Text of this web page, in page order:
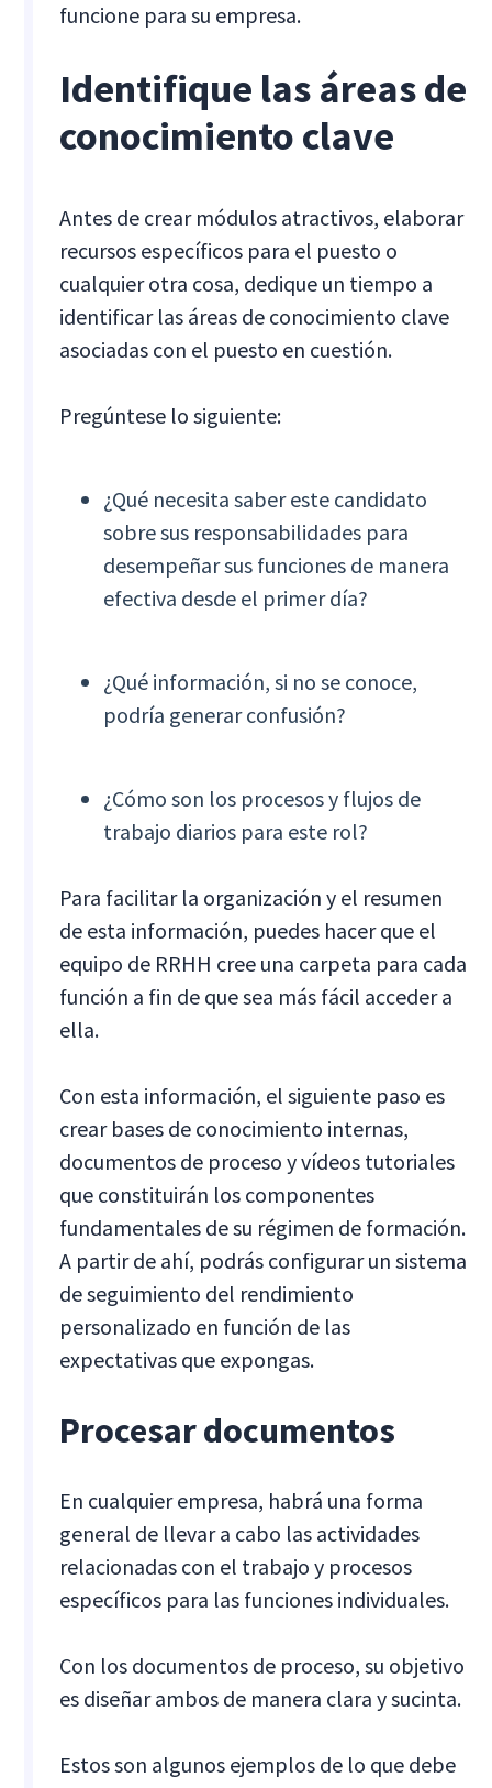
funcione para su empresa.
Identifique las áreas de
conocimiento clave
Antes de crear módulos atractivos, elaborar
recursos específicos para el puesto o
cualquier otra cosa, dedique un tiempo a
identificar las áreas de conocimiento clave
asociadas con el puesto en cuestión.
Pregúntese lo siguiente:
¿Qué necesita saber este candidato
sobre sus responsabilidades para
desempeñar sus funciones de manera
efectiva desde el primer día?
¿Qué información, si no se conoce,
podría generar confusión?
¿Cómo son los procesos y flujos de
trabajo diarios para este rol?
Para facilitar la organización y el resumen
de esta información, puedes hacer que el
equipo de RRHH cree una carpeta para cada
función a fin de que sea más fácil acceder a
ella.
Con esta información, el siguiente paso es
crear bases de conocimiento internas,
documentos de proceso y vídeos tutoriales
que constituirán los componentes
fundamentales de su régimen de formación.
A partir de ahí, podrás configurar un sistema
de seguimiento del rendimiento
personalizado en función de las
expectativas que expongas.
Procesar documentos
En cualquier empresa, habrá una forma
general de llevar a cabo las actividades
relacionadas con el trabajo y procesos
específicos para las funciones individuales.
Con los documentos de proceso, su objetivo
es diseñar ambos de manera clara y sucinta.
Estos son algunos ejemplos de lo que debe